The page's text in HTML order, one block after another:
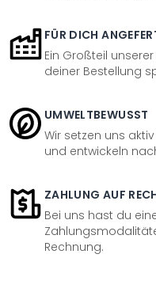
FÜR DICH
Ein Großteil
deiner Bestellung
UMWELTBEWUSST
Wir setzen uns
und entwickeln
ZAHLUNG AUF
Bei uns hast du
Rechnung.